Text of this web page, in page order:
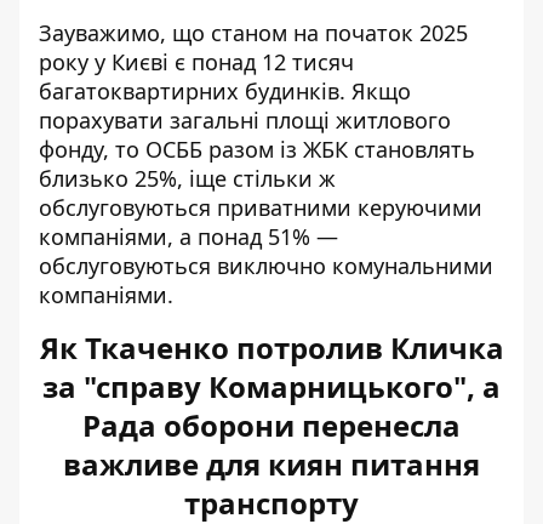
Зауважимо, що станом на початок 2025
року у Києві є понад 12 тисяч
багатоквартирних будинків. Якщо
порахувати загальні площі житлового
фонду, то ОСББ разом із ЖБК становлять
близько 25%, іще стільки ж
обслуговуються приватними керуючими
компаніями, а понад 51% —
обслуговуються виключно комунальними
компаніями.
Як Ткаченко потролив Кличка
за "справу Комарницького", а
Рада оборони перенесла
важливе для киян питання
транспорту